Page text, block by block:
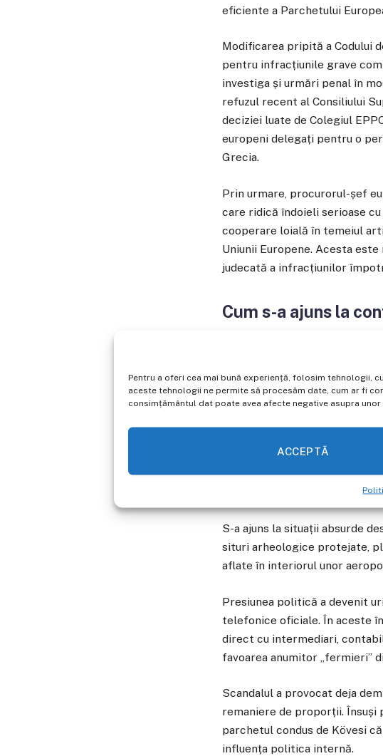
Pentru a oferi cea mai bună experiență, folosim tehnologii,
aceste tehnologii ne permite să procesăm date, cum ar fi
consimțământul dat poate avea afecte negative asupra
ACCEPTĂ
eficiente a Parchetului
Modificarea pripită a Codului
pentru infracțiunile grave
investiga și urmări penal în
refuzul recent al Consiliului
deciziei luate de Colegiul
europeni delegați pentru o
Grecia.
Prin urmare, procurorul-șef
care ridică îndoieli serioase
cooperare loială în temeiul
Uniunii Europene. Acesta
judecată a infracțiunilor
Cum s-a ajuns la
La 1 aprilie 2026, Laura
Democrație. Pe lângă
adjunct al ministrului
europene, cu un prejudiciu
Grecia nu are un cadastru
care nu le aveau în realitate,
S-a ajuns la situații absurde
situri arheologice protejate,
aflate în interiorul unor
Presiunea politică a devenit
telefonice oficiale. În aceste
direct cu intermediari,
favoarea anumitor „fermieri”
Scandalul a provocat deja
remaniere de proporții. Însuși
parchetul condus de Kövesi
influența politica internă.